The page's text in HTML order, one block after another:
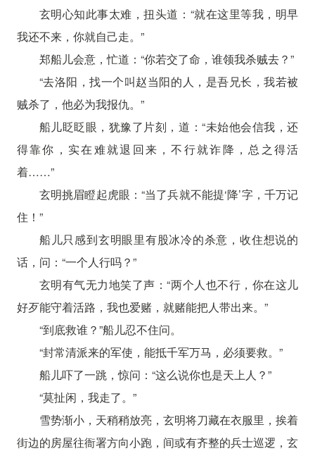
玄明心知此事太难，扭头道：“就在这里等我，明早
我还不来，你就自己走。”
郑船儿会意，忙道：“你若交了命，谁领我杀贼去？”
“去洛阳，找一个叫赵当阳的人，是吾兄长，我若被
贼杀了，他必为我报仇。”
船儿眨眨眼，犹豫了片刻，道：“未始他会信我，还
得靠你，实在难就退回来，不行就诈降，总之得活
着……”
玄明挑眉瞪起虎眼：“当了兵就不能提‘降’字，千万记
住！”
船儿只感到玄明眼里有股冰冷的杀意，收住想说的
话，问：“一个人行吗？”
玄明有气无力地笑了声：“两个人也不行，你在这儿
好歹能守着活路，我也爱赌，就赌能把人带出来。”
“到底救谁？”船儿忍不住问。
“封常清派来的军使，能抵千军万马，必须要救。”
船儿吓了一跳，惊问：“这么说你也是天上人？”
“莫扯闲，我走了。”
雪势渐小，天稍稍放亮，玄明将刀藏在衣服里，挨着
街边的房屋往衙署方向小跑，间或有齐整的兵士巡逻，玄